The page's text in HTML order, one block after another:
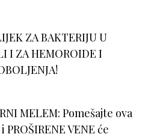
ZA BAKTERIJU U
I ZA HEMOROIDE I
MELEM: Pomešajte ova
VENE će